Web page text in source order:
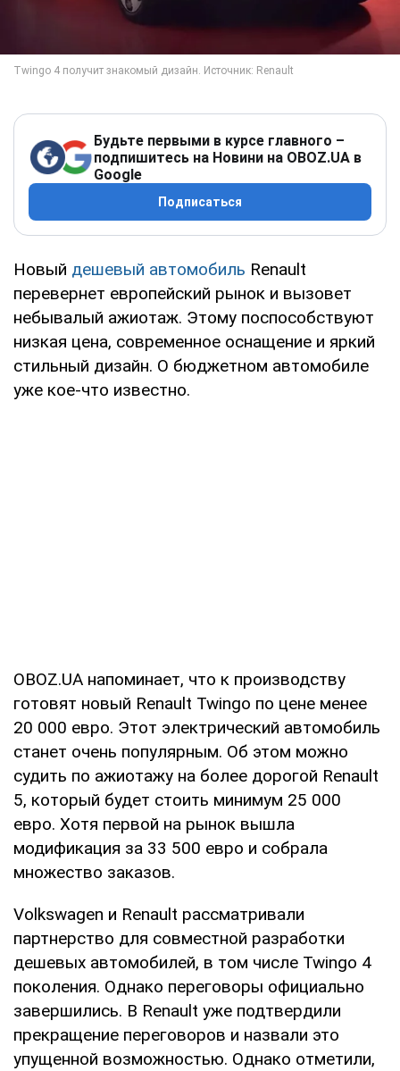
Будьте первыми в курсе главного –
подпишитесь на Новини на OBOZ.UA в
Google
Подписаться
Новый дешевый автомобиль Renault
перевернет европейский рынок и вызовет
небывалый ажиотаж. Этому поспособствуют
низкая цена, современное оснащение и яркий
стильный дизайн. О бюджетном автомобиле
уже кое-что известно.
OBOZ.UA напоминает, что к производству
готовят новый Renault Twingo по цене менее
20 000 евро. Этот электрический автомобиль
станет очень популярным. Об этом можно
судить по ажиотажу на более дорогой Renault
5, который будет стоить минимум 25 000
евро. Хотя первой на рынок вышла
модификация за 33 500 евро и собрала
множество заказов.
Volkswagen и Renault рассматривали
партнерство для совместной разработки
дешевых автомобилей, в том числе Twingo 4
поколения. Однако переговоры официально
завершились. В Renault уже подтвердили
прекращение переговоров и назвали это
упущенной возможностью. Однако отметили,